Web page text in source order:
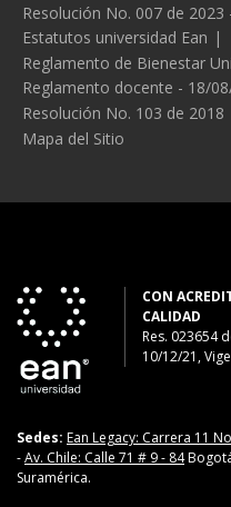
Resolución No. 007 de 2023
Estatutos universidad Ean
Reglamento de Bienestar
Reglamento docente - 18/
Resolución No. 103 de 2018
Mapa del Sitio
CON
CALIDAD
Res. 023654
10/12/21,
Sedes: Ean Legacy: Carrera 11
-Av. Chile: Calle 71 # 9 - 84
Suramérica.